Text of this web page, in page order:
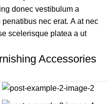
donec vestibulum a
nec erat. A at nec
scelerisque platea a ut
Accessories